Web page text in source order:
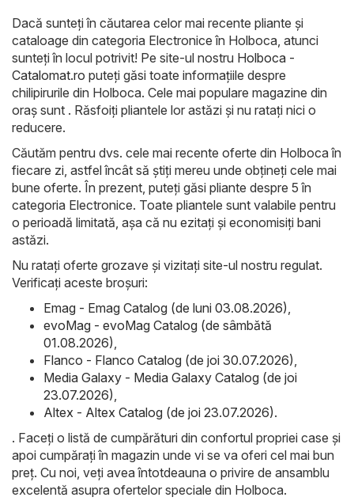
Dacă sunteți în căutarea celor mai recente pliante și
cataloage din categoria Electronice în Holboca, atunci
sunteți în locul potrivit! Pe site-ul nostru Holboca -
Catalomat.ro puteți găsi toate informațiile despre
chilipirurile din Holboca. Cele mai populare magazine din
oraș sunt . Răsfoiți pliantele lor astăzi și nu ratați nici o
reducere.
Căutăm pentru dvs. cele mai recente oferte din Holboca în
fiecare zi, astfel încât să știți mereu unde obțineți cele mai
bune oferte. În prezent, puteți găsi pliante despre 5 în
categoria Electronice. Toate pliantele sunt valabile pentru
o perioadă limitată, așa că nu ezitați și economisiți bani
astăzi.
Nu ratați oferte grozave și vizitați site-ul nostru regulat.
Verificați aceste broșuri:
Emag - Emag Catalog (de luni 03.08.2026)
evoMag - evoMag Catalog (de sâmbătă
01.08.2026)
Flanco - Flanco Catalog (de joi 30.07.2026)
Media Galaxy - Media Galaxy Catalog (de joi
23.07.2026)
Altex - Altex Catalog (de joi 23.07.2026).
. Faceți o listă de cumpărături din confortul propriei case și
apoi cumpărați în magazin unde vi se va oferi cel mai bun
preț. Cu noi, veți avea întotdeauna o privire de ansamblu
excelentă asupra ofertelor speciale din Holboca.